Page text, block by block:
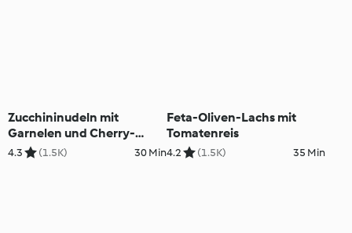
Zucchininudeln mit
Garnelen und Cherry-
Tomaten
4.3 (1.5K) 30 Min
Feta-Oliven-Lachs mit
Tomatenreis
4.2 (1.5K) 35 Min